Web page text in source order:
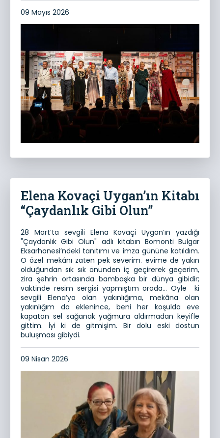
09 Mayıs 2026
Elena Kovaçi Uygan’ın Kitabı
“Çaydanlık Gibi Olun”
28 Mart’ta sevgili Elena Kovaçi Uygan’ın yazdığı
"Çaydanlık Gibi Olun" adlı kitabın Bomonti Bulgar
Eksarhanesi’ndeki tanıtımı ve imza gününe katıldım.
O özel mekânı zaten pek severim. evime de yakın
olduğundan sık sık önünden iç geçirerek geçerim,
zira şehrin ortasında bambaşka bir dünya gibidir;
vaktinde resim sergisi yapmıştım orada… Öyle ki
sevgili Elena’ya olan yakınlığıma, mekâna olan
yakınlığım da eklenince, beni her koşulda eve
kapatan sel sağanak yağmura aldırmadan keyifle
gittim. İyi ki de gitmişim. Bir dolu eski dostun
buluşması gibiydi.
09 Nisan 2026